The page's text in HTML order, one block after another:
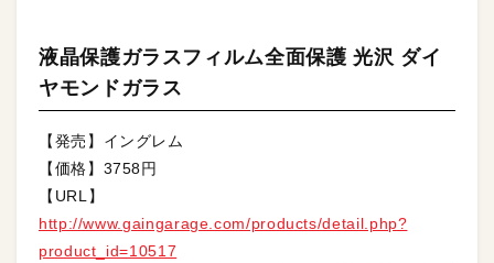
液晶保護ガラスフィルム全面保護 光沢 ダイ
ヤモンドガラス
【発売】イングレム
【価格】3758円
【URL】
http://www.gaingarage.com/products/detail.php?
product_id=10517